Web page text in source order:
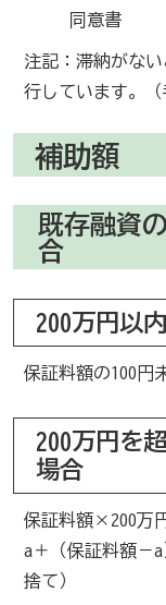
同意書
注記：滞納がな
行しています。（
補助額
既存融資
合
200万円以
保証料額の100円
200万円を
場合
保証料額×200万
a＋（保証料額－
捨て）